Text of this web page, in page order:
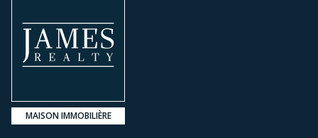
MAISON IMMOBILIÈRE